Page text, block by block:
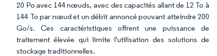
20 Po avec 144 nœuds, avec des capacités allant de 12 To à
144 To par nœud et un débit annoncé pouvant atteindre 200
Go/s. Ces caractéristiques offrent une puissance de
traitement élevée qui limite l'utilisation des solutions de
stockage traditionnelles.